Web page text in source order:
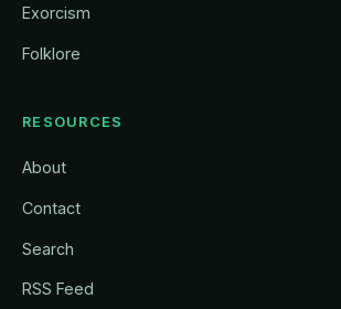
Exorcism
Folklore
RESOURCES
About
Contact
Search
RSS Feed